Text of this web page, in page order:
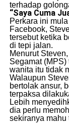
terhadap
“Saya Cuma
Perkara ini
Facebook,
tersebut ketika
di tepi jalan.
Menurut
Segamat
wanita itu tidak
Walaupun
bertolak ansur,
terpaksa
Lebih
dia perlu
sekiranya mahu